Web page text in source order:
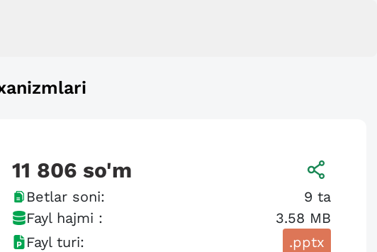
11 806 so'm
Betlar soni: 9 ta
Fayl hajmi :
3.58 MB
Fayl turi:
.pptx